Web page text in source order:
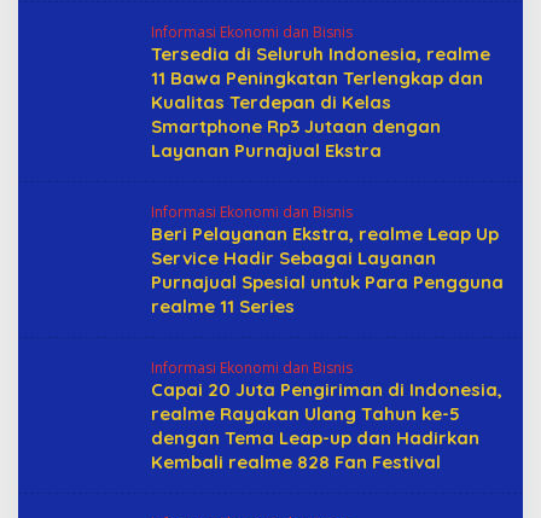
Informasi Ekonomi dan Bisnis
Tersedia di Seluruh Indonesia, realme
11 Bawa Peningkatan Terlengkap dan
Kualitas Terdepan di Kelas
Smartphone Rp3 Jutaan dengan
Layanan Purnajual Ekstra
Informasi Ekonomi dan Bisnis
Beri Pelayanan Ekstra, realme Leap Up
Service Hadir Sebagai Layanan
Purnajual Spesial untuk Para Pengguna
realme 11 Series
Informasi Ekonomi dan Bisnis
Capai 20 Juta Pengiriman di Indonesia,
realme Rayakan Ulang Tahun ke-5
dengan Tema Leap-up dan Hadirkan
Kembali realme 828 Fan Festival